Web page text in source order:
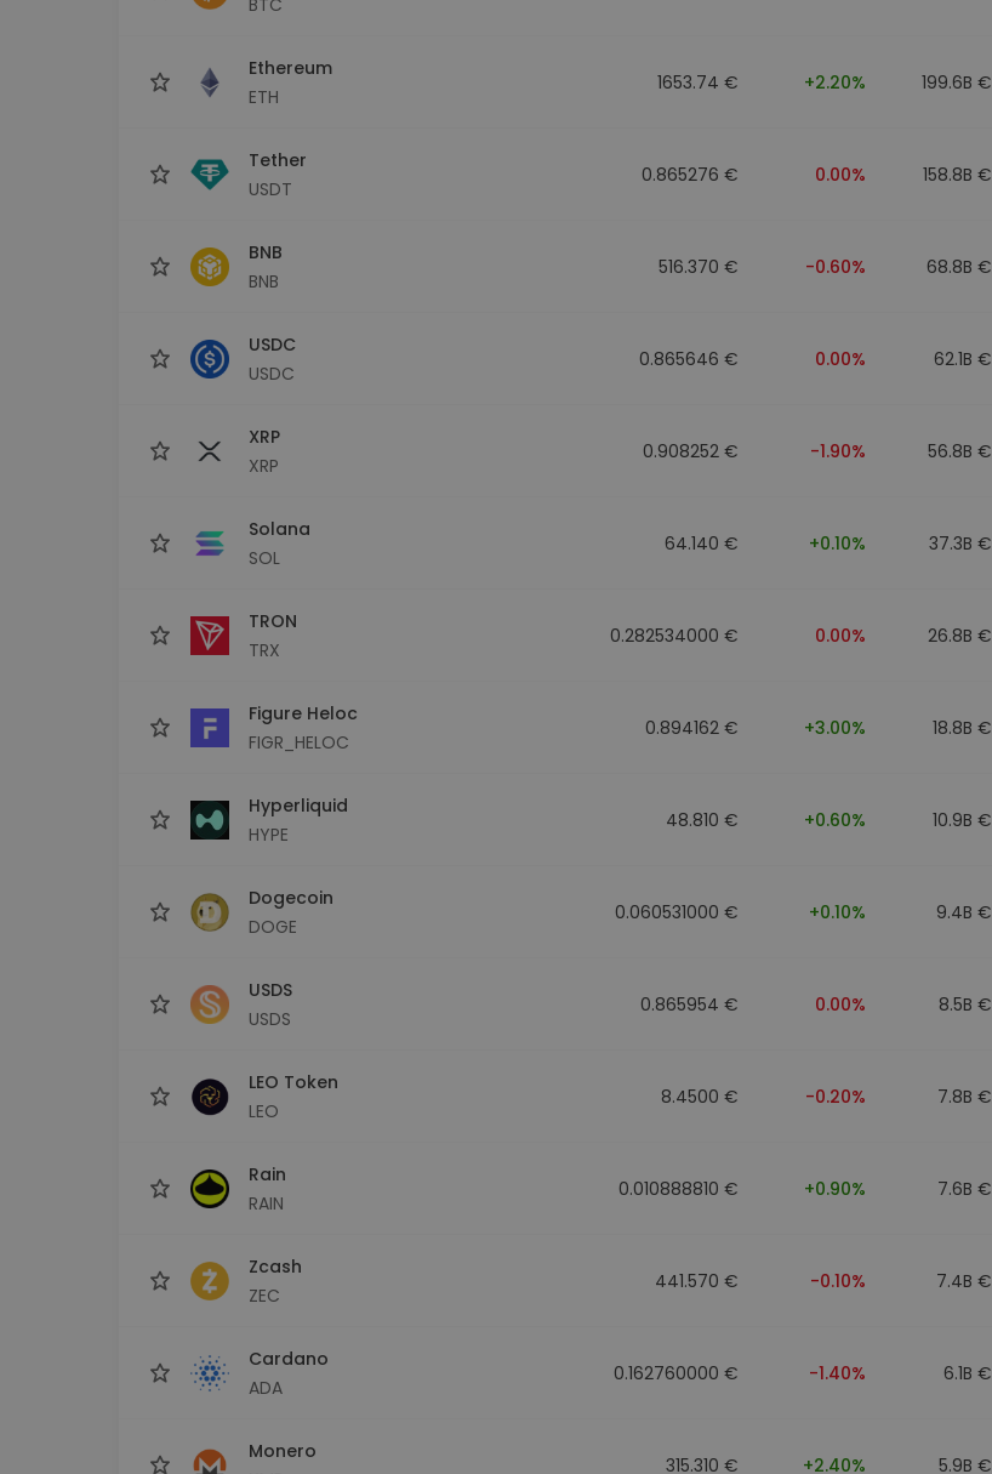
Ethereum
ETH
1653.74 € +2.20% 199.6B €
Tether
USDT
0.865276 € 0.00% 158.8B €
BNB
BNB
516.370 € -0.60% 68.8B €
USDC
USDC
0.865646 € 0.00% 62.1B €
XRP
XRP
0.908252 € -1.90% 56.8B €
Solana
SOL
64.140 € +0.10% 37.3B €
TRON
TRX
0.282534000 € 0.00% 26.8B €
Figure Heloc
FIGR_HELOC
0.894162 € +3.00% 18.8B €
Hyperliquid
HYPE
48.810 € +0.60% 10.9B €
Dogecoin
DOGE
0.060531000 € +0.10% 9.4B €
USDS
USDS
0.865954 € 0.00% 8.5B €
LEO Token
LEO
8.4500 € -0.20% 7.8B €
Rain
RAIN
0.010888810 € +0.90% 7.6B €
Zcash
ZEC
441.570 € -0.10% 7.4B €
Cardano
ADA
0.162760000 € -1.40% 6.1B €
Monero
315.310 € +2.40% 5.9B €